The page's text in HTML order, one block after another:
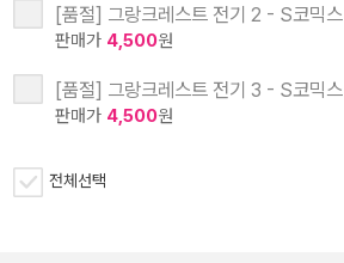
[품절] 그랑크레스트 전기 2 - S코믹스
판매가 4,500원
[품절] 그랑크레스트 전기 3 - S코믹스
판매가 4,500원
전체선택